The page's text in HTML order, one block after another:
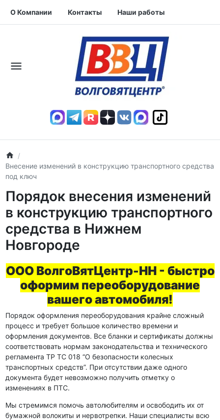
О Компании Контакты Наши работы
Внесение изменений в конструкцию транспортного средства
под ключ
Порядок внесения изменений
в конструкцию транспортного
средства в Нижнем
Новгороде
ООО ВолгоВятЦентр-НН - быстро
оформим переоборудование
вашего автомобиля!
Порядок оформления переоборудования крайне сложный
процесс и требует большое количество времени и
оформления документов. Все бланки и сертификаты должны
соответствовать нормам законодательства и технического
регламента ТР ТС 018 “О безопасности колесных
транспортных средств”. При отсутствии даже одного
документа будет невозможно получить отметку о
изменениях в ПТС.
Мы стремимся помочь автолюбителям и освободить их от
бумажной волокиты и нервотрепки. Наши специалисты всю